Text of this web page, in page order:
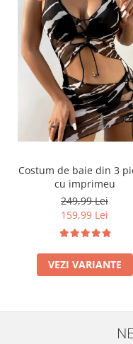
Costum de baie din 3
cu imprimeu
249,99 Lei
159,99 Lei
VEZI VARIANTE